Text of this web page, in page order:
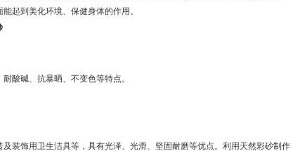
起到美化环境、保健身体的作用。
酸碱、抗暴晒、不变色等特点。
装饰用卫生洁具等，具有光泽、光滑、坚固耐磨等优点。利用天然彩砂制作